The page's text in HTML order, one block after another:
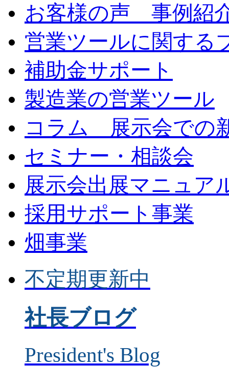
お客様の声 事例紹
営業ツールに関する
補助金サポート
製造業の営業ツール
コラム 展示会での
セミナー・相談会
展示会出展マニュア
採用サポート事業
畑事業
不定期更新中
社長ブログ
President's Blog